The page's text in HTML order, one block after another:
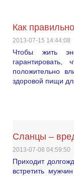
Как
2013-07-15 14:44:08
Чтобы жить
положительно
здоровой пищи
Сланцы –
2013-07-08 04:59:50
Приходит
встретить